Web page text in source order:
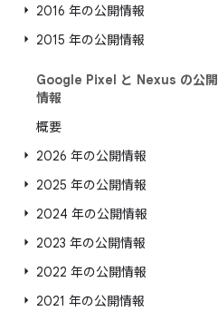
2016 年の公開情報
2015 年の公開情報
Google Pixel と Nexus の公開
情報
概要
2026 年の公開情報
2025 年の公開情報
2024 年の公開情報
2023 年の公開情報
2022 年の公開情報
2021 年の公開情報